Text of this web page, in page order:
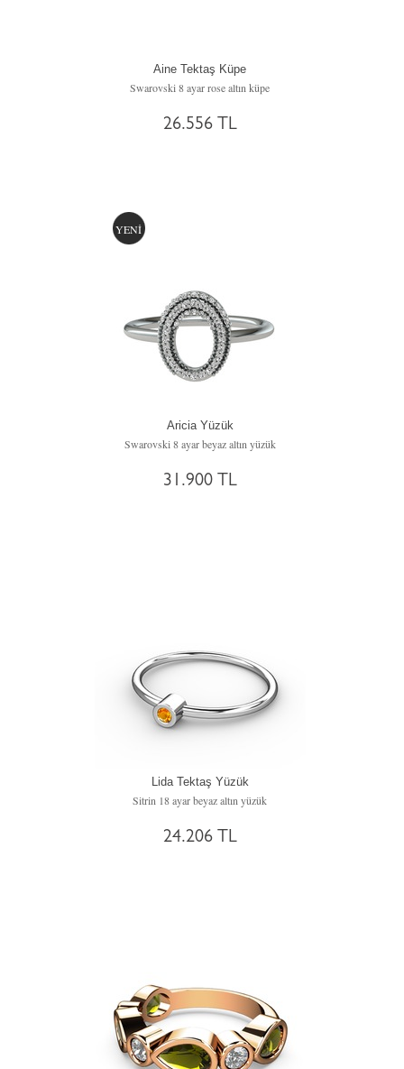
Aine Tektaş Küpe
Swarovski 8 ayar rose altın küpe
26.556 TL
YENİ
Aricia Yüzük
Swarovski 8 ayar beyaz altın yüzük
31.900 TL
Lida Tektaş Yüzük
Sitrin 18 ayar beyaz altın yüzük
24.206 TL